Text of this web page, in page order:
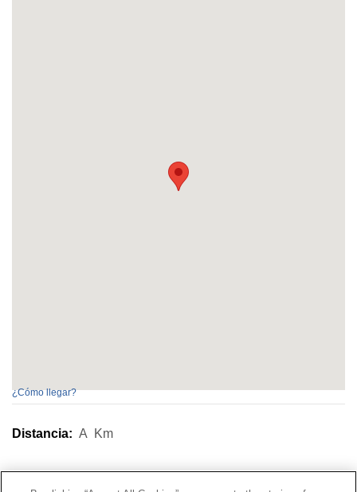
¿Cómo llegar?
Distancia: A Km